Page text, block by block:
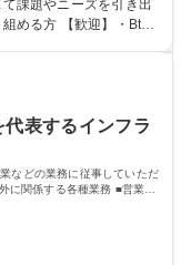
プローチ/リードナー
課題やニーズを引き出
】・BtoB
関する知見 ・データを
表するインフラ
などの業務に従事していただ
に関係する各種業務 ■営業部